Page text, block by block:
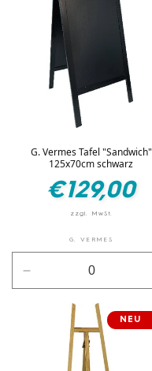
Grün
G. Vermes Tafel "Sandwich"
125x70cm schwarz
Normaler
Preis
€129,00
G. VERMES
Verringere
die
Schwarz
NEU